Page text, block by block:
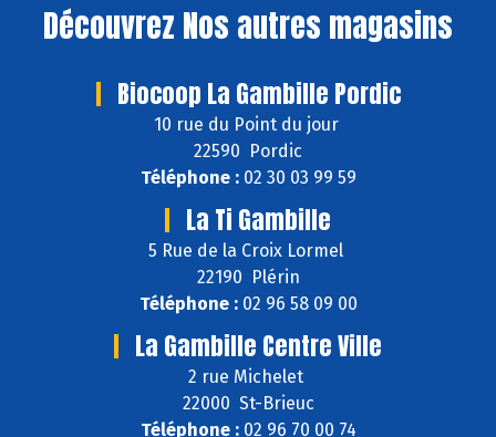
Découvrez Nos autres magasins
Biocoop La Gambille Pordic
10 rue du Point du jour
22590 Pordic
Téléphone :02 30 03 99 59
La Ti Gambille
5 Rue de la Croix Lormel
22190 Plérin
Téléphone :02 96 58 09 00
La Gambille Centre Ville
2 rue Michelet
22000 St-Brieuc
Téléphone :02 96 70 00 74